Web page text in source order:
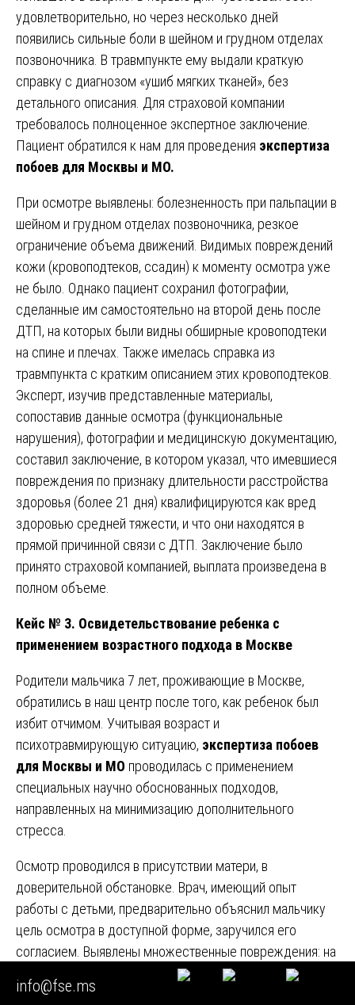
удовлетворительно, но через несколько дней
появились сильные боли в шейном и грудном отделах
позвоночника. В травмпункте ему выдали краткую
справку с диагнозом «ушиб мягких тканей», без
детального описания. Для страховой компании
требовалось полноценное экспертное заключение.
Пациент обратился к нам для проведения экспертиза
побоев для Москвы и МО.
При осмотре выявлены: болезненность при пальпации в
шейном и грудном отделах позвоночника, резкое
ограничение объема движений. Видимых повреждений
кожи (кровоподтеков, ссадин) к моменту осмотра уже
не было. Однако пациент сохранил фотографии,
сделанные им самостоятельно на второй день после
ДТП, на которых были видны обширные кровоподтеки
на спине и плечах. Также имелась справка из
травмпункта с кратким описанием этих кровоподтеков.
Эксперт, изучив представленные материалы,
сопоставив данные осмотра (функциональные
нарушения), фотографии и медицинскую документацию,
составил заключение, в котором указал, что имевшиеся
повреждения по признаку длительности расстройства
здоровья (более 21 дня) квалифицируются как вред
здоровью средней тяжести, и что они находятся в
прямой причинной связи с ДТП. Заключение было
принято страховой компанией, выплата произведена в
полном объеме.
Кейс № 3. Освидетельствование ребенка с
применением возрастного подхода в Москве
Родители мальчика 7 лет, проживающие в Москве,
обратились в наш центр после того, как ребенок был
избит отчимом. Учитывая возраст и
психотравмирующую ситуацию, экспертиза побоев
для Москвы и МО проводилась с применением
специальных научно обоснованных подходов,
направленных на минимизацию дополнительного
стресса.
Осмотр проводился в присутствии матери, в
доверительной обстановке. Врач, имеющий опыт
работы с детьми, предварительно объяснил мальчику
цель осмотра в доступной форме, заручился его
согласием. Выявлены множественные повреждения: на
ягодицах и задней поверхности бедер определялись
полосовидные кровоподтеки багрово-синюшного цвета,
info@fse.ms